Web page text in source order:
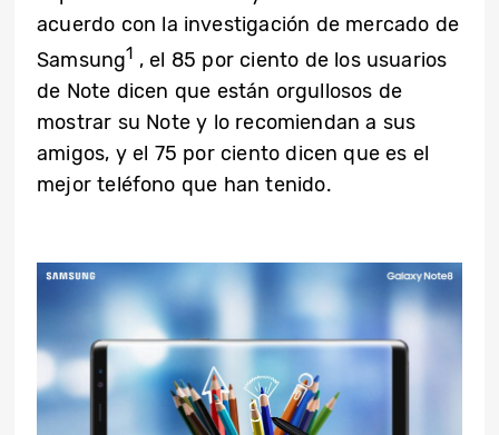
acuerdo con la investigación de mercado de
Samsung1 , el 85 por ciento de los usuarios
de Note dicen que están orgullosos de
mostrar su Note y lo recomiendan a sus
amigos, y el 75 por ciento dicen que es el
mejor teléfono que han tenido.